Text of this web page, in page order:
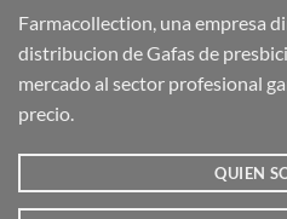
Farmacollection, una empresa
distribucion de Gafas de
mercado al sector profesional
precio.
QUIEN